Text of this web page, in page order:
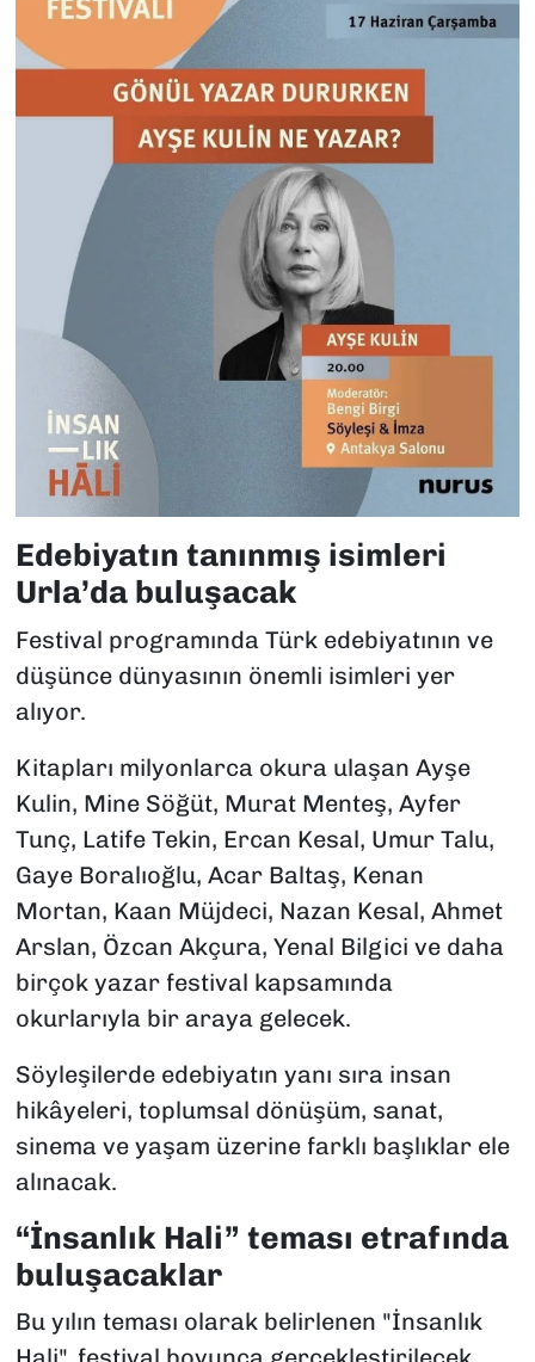
Edebiyatın tanınmış isimleri
Urla’da buluşacak
Festival programında Türk edebiyatının ve
düşünce dünyasının önemli isimleri yer
alıyor.
Kitapları milyonlarca okura ulaşan Ayşe
Kulin, Mine Söğüt, Murat Menteş, Ayfer
Tunç, Latife Tekin, Ercan Kesal, Umur Talu,
Gaye Boralıoğlu, Acar Baltaş, Kenan
Mortan, Kaan Müjdeci, Nazan Kesal, Ahmet
Arslan, Özcan Akçura, Yenal Bilgici ve daha
birçok yazar festival kapsamında
okurlarıyla bir araya gelecek.
Söyleşilerde edebiyatın yanı sıra insan
hikâyeleri, toplumsal dönüşüm, sanat,
sinema ve yaşam üzerine farklı başlıklar ele
alınacak.
“İnsanlık Hali” teması etrafında
buluşacaklar
Bu yılın teması olarak belirlenen "İnsanlık